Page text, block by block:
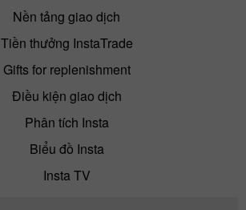
Nền tảng giao dịch
Tiền thưởng InstaTrade
Gifts for replenishment
Điều kiện giao dịch
Phân tích Insta
Biểu đồ Insta
Insta TV